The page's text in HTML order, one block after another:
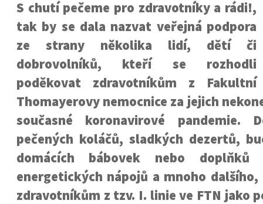
S chutí pečeme pro zdravotníky a rádi!,
tak by se dala nazvat veřejná podpora
ze strany několika lidí, dětí či
dobrovolníků, kteří se rozhodli
poděkovat zdravotníkům z Fakultní
Thomayerovy nemocnice za jejich
současné koronavirové pandemie.
pečených koláčů, sladkých dezertů,
domácích bábovek nebo doplňků
energetických nápojů a mnoho
zdravotníkům z tzv. I. linie ve FTN jako